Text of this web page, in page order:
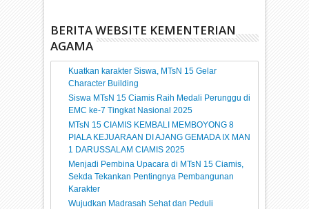
BERITA WEBSITE KEMENTERIAN
AGAMA
Kuatkan karakter Siswa, MTsN 15 Gelar
Character Building
Siswa MTsN 15 Ciamis Raih Medali Perunggu di
EMC ke-7 Tingkat Nasional 2025
MTsN 15 CIAMIS KEMBALI MEMBOYONG 8
PIALA KEJUARAAN DI AJANG GEMADA IX MAN
1 DARUSSALAM CIAMIS 2025
Menjadi Pembina Upacara di MTsN 15 Ciamis,
Sekda Tekankan Pentingnya Pembangunan
Karakter
Wujudkan Madrasah Sehat dan Peduli